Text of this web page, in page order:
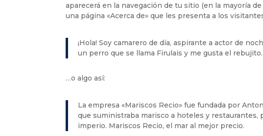
aparecerá en la navegación de tu sitio (en la mayoría
una página «Acerca de» que les presenta a los
¡Hola! Soy camarero de día, aspirante a actor de
un perro que se llama Firulais y me gusta el
…o algo así:
La empresa «Mariscos Recio» fue fundada por
que suministraba marisco a hoteles y
imperio. Mariscos Recio, el mar al mejor precio.